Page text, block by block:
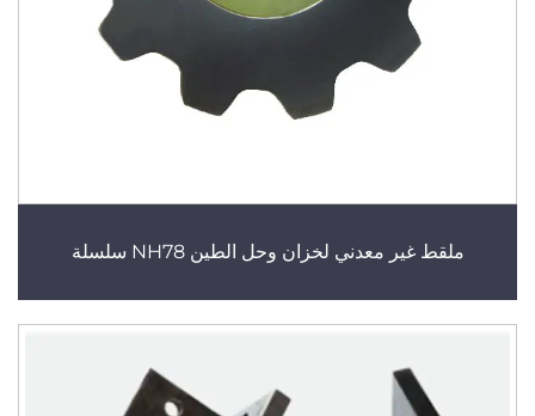
ملقط غير معدني لخزان وحل الطين NH78 سلسلة